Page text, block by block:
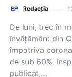
Redacția
De luni, trec în
învățământ din
împotriva
de sub 60%.
publicat,…